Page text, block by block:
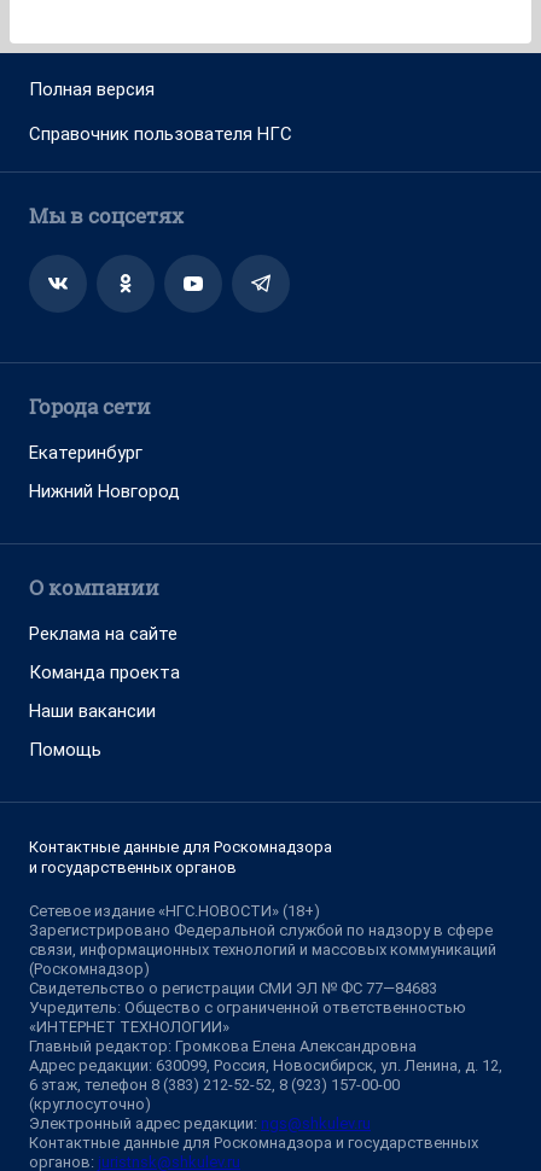
Полная версия
Справочник пользователя НГС
Мы в соцсетях
Города сети
Екатеринбург
Нижний Новгород
О компании
Реклама на сайте
Команда проекта
Наши вакансии
Помощь
Контактные данные для Роскомнадзора
и государственных органов
Сетевое издание «НГС.НОВОСТИ» (18+)
Зарегистрировано Федеральной службой по надзору в сфере
связи, информационных технологий и массовых коммуникаций
(Роскомнадзор)
Свидетельство о регистрации СМИ ЭЛ № ФС 77—84683
Учредитель: Общество с ограниченной ответственностью
«ИНТЕРНЕТ ТЕХНОЛОГИИ»
Главный редактор: Громкова Елена Александровна
Адрес редакции: 630099, Россия, Новосибирск, ул. Ленина, д. 12,
6 этаж, телефон 8 (383) 212-52-52, 8 (923) 157-00-00
(круглосуточно)
Электронный адрес редакции: ngs@shkulev.ru
Контактные данные для Роскомнадзора и государственных
органов: juristnsk@shkulev.ru